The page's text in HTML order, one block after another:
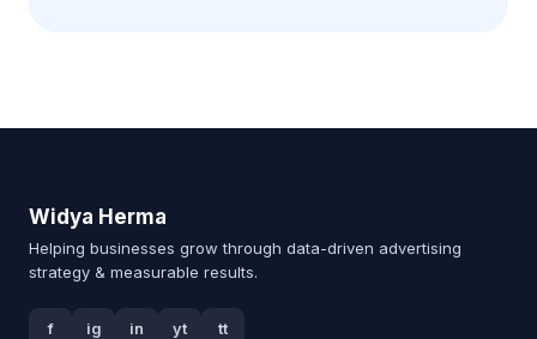
Widya Herma
Helping businesses grow through data-driven advertising
strategy & measurable results.
f ig in yt tt